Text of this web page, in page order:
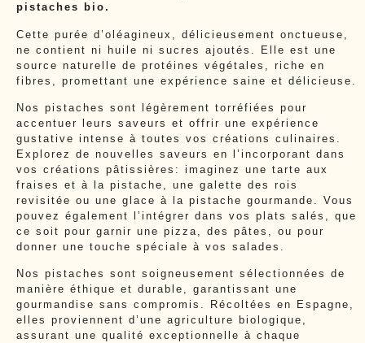
pistaches bio.
Cette purée d’oléagineux, délicieusement onctueuse,
ne contient ni huile ni sucres ajoutés. Elle est une
source naturelle de protéines végétales, riche en
fibres, promettant une expérience saine et délicieuse.
Nos pistaches sont légèrement torréfiées pour
accentuer leurs saveurs et offrir une expérience
gustative intense à toutes vos créations culinaires.
Explorez de nouvelles saveurs en l’incorporant dans
vos créations pâtissières: imaginez une tarte aux
fraises et à la pistache, une galette des rois
revisitée ou une glace à la pistache gourmande. Vous
pouvez également l’intégrer dans vos plats salés, que
ce soit pour garnir une pizza, des pâtes, ou pour
donner une touche spéciale à vos salades.
Nos pistaches sont soigneusement sélectionnées de
manière éthique et durable, garantissant une
gourmandise sans compromis. Récoltées en Espagne,
elles proviennent d’une agriculture biologique,
assurant une qualité exceptionnelle à chaque